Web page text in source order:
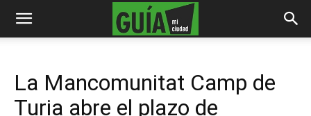
La Mancomunitat Camp de
Turia abre el plazo de